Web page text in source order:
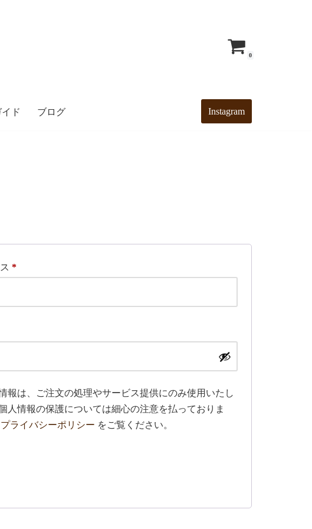
0
ド ブログ Instagram
*
報は、ご注文の処理やサービス提供にのみ使用いたし
人情報の保護については細心の注意を払っておりま
プライバシーポリシー をご覧ください。